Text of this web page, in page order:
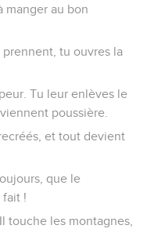
manger au bon
tu ouvres la
Tu leur enlèves le
poussière.
et tout devient
que le
fait !
touche les montagnes,